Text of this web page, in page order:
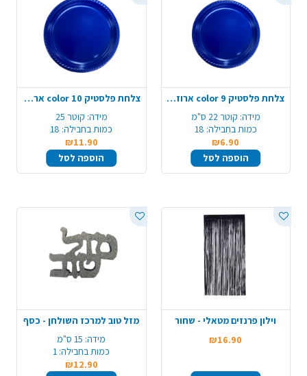
צלחת פלסטיק 9 color ארוז 18 יח'- כחול
מידה: קוטר 22 ס"מ
כמות בחבילה: 18
₪6.90
הוספה לסל
צלחת פלסטיק 10 color ארוז 18 יח' - כחול
מידה: קוטר 25
כמות בחבילה: 18
₪11.90
הוספה לסל
וילון פרנזים מטאלי - שחור
₪16.90
מזל טוב למרכז השולחן - כסף
מידה: 15 ס"מ
כמות בחבילה: 1
₪12.90